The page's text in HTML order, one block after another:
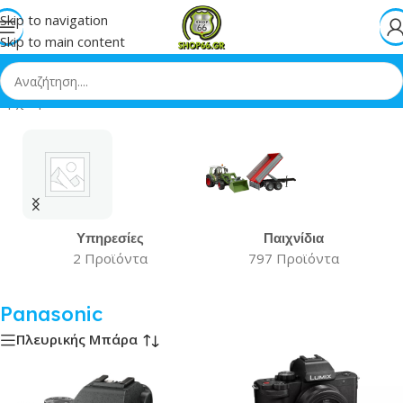
Skip to navigation
Skip to main content
Αρχική»Panasonic
Υπηρεσίες
2 Προϊόντα
Παιχνίδια
797 Προϊόντα
Panasonic
Πλευρικής Μπάρα